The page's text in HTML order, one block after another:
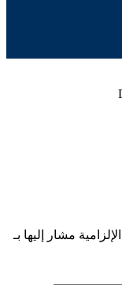
مشار إليها بـ